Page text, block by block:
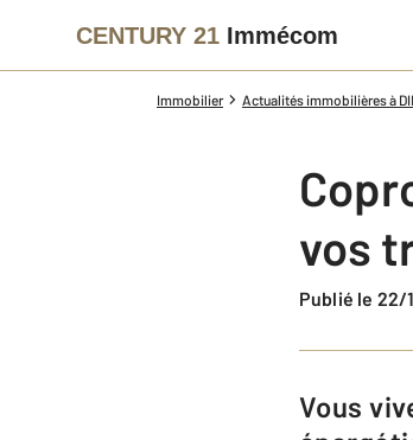
CENTURY 21 Immécom
Immobilier Actualités immobilières à
vos
Publié le
Vous vivez en copropriété et vous souhaitez améliorer les performances